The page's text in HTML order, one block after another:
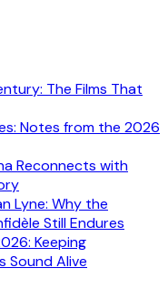
The Films That
Notes from the 2026
Reconnects with
Lyne: Why the
Still Endures
Keeping
Sound Alive